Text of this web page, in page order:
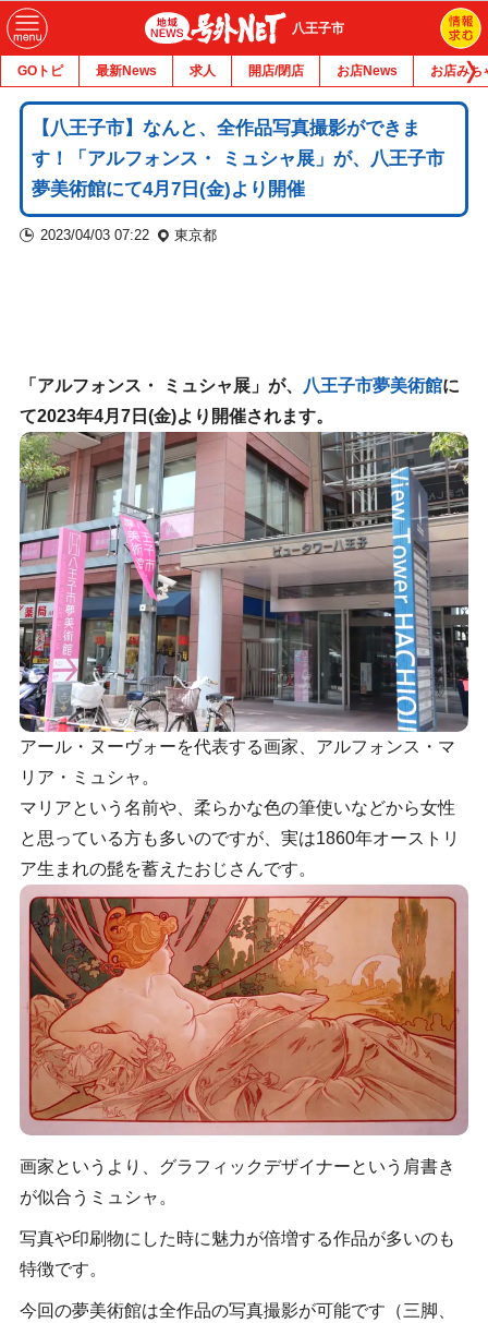
八王子市
GOトピ 最新News 求人 開店/閉店 お店News お店みち
【八王子市】なんと、全作品写真撮影ができま
す！「アルフォンス・ ミュシャ展」が、八王子市
夢美術館にて4月7日(金)より開催
2023/04/03 07:22 東京都
「アルフォンス・ ミュシャ展」が、 八王子市夢美術館に
て2023年4月7日(金)より開催されます。
アール・ヌーヴォーを代表する画家、アルフォンス・マ
リア・ミュシャ。
マリアという名前や、柔らかな色の筆使いなどから女性
と思っている方も多いのですが、実は1860年オーストリ
ア生まれの髭を蓄えたおじさんです。
画家というより、グラフィックデザイナーという肩書き
が似合うミュシャ。
写真や印刷物にした時に魅力が倍増する作品が多いのも
特徴です。
今回の夢美術館は全作品の写真撮影が可能です（三脚、